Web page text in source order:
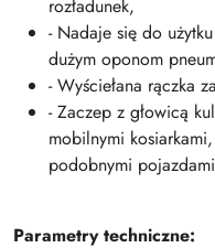
rozładunek,
- Nadaje się do
dużym oponom
- Wyściełana rączka
- Zaczep z głowicą
mobilnymi
podobnymi
Parametry techniczne: